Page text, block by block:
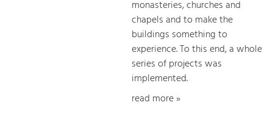
monasteries, churches and
chapels and to make the
buildings something to
experience. To this end, a whole
series of projects was
implemented.
read more »